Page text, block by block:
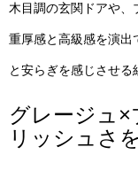
木目調の玄関ドアや、
重厚感と高級感を演出
と安らぎを感じさせる
グレージュ×
リッシュさ